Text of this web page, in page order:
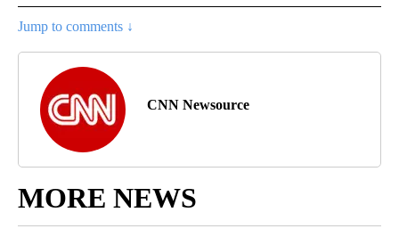
Jump to comments ↓
CNN Newsource
MORE NEWS